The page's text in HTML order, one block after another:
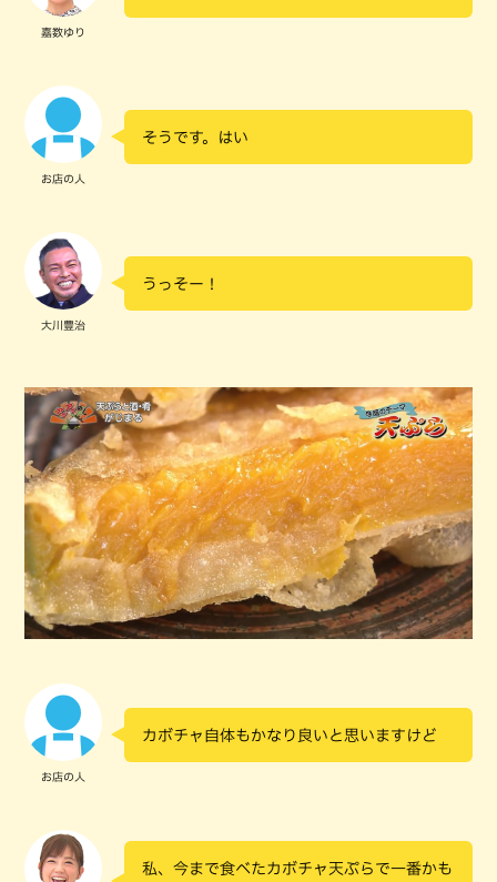
嘉数ゆり
お店の人
そうです。はい
大川豊治
うっそー！
お店の人
カボチャ自体もかなり良いと思いますけど
私、今まで食べたカボチャ天ぷらで一番かも